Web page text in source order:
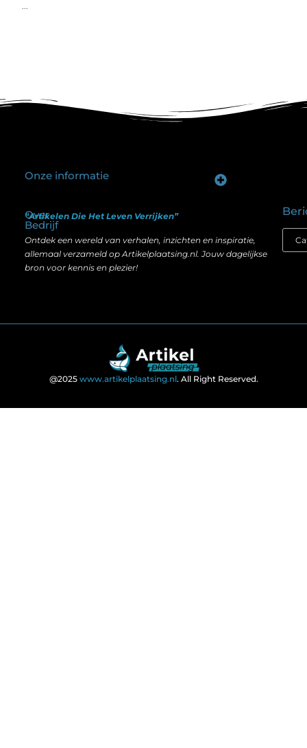
...
Over
Bedrijf
“Artikelen Die Het Leven Verrijken”
Ontdek een wereld van verhalen, inzichten en inspiratie,
allemaal verzameld op Artikelplaatsing.nl. Jouw dagelijkse
bron voor kennis en plezier!
Onze informatie
@2025 www.artikelplaatsing.nl. All Right Reserved.